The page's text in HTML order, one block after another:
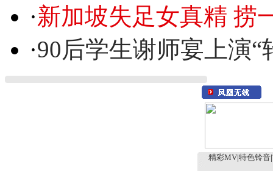
·新加坡失足女真精 捞
·90后学生谢师宴上演“
精彩MV 特色铃音